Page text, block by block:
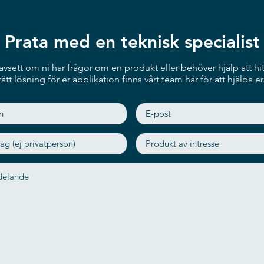
Prata med en teknisk specialist
om ni har frågor om en produkt eller behöver hjälp att
lösning för er applikation finns vårt team här för att hjälpa